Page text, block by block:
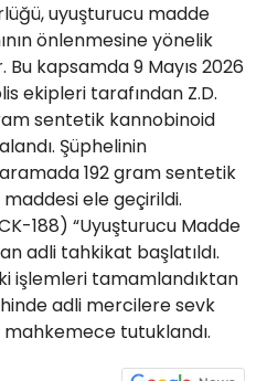
uyuşturucu madde
önlenmesine yönelik
Bu kapsamda 9 Mayıs 2026
ekipleri tarafından Z.D.
sentetik kannobinoid
Şüphelinin
192 gram sentetik
ele geçirildi.
188) “Uyuşturucu Madde
adli tahkikat başlatıldı.
işlemleri tamamlandıktan
adli mercilere sevk
mahkemece tutuklandı.